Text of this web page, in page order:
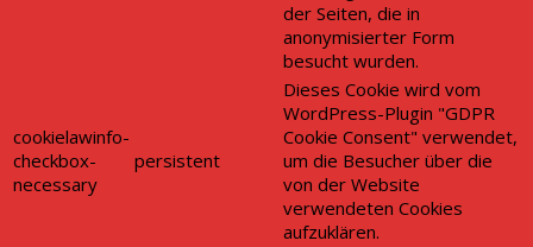
der Seiten, die in
anonymisierter Form
besucht wurden.
cookielawinfo-
checkbox-
necessary
persistent
Dieses Cookie wird vom
WordPress-Plugin "GDPR
Cookie Consent" verwendet,
um die Besucher über die
von der Website
verwendeten Cookies
aufzuklären.